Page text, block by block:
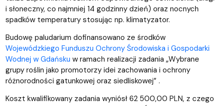
i słoneczny, co najmniej 14 godzinny dzień) oraz nocnych
spadków temperatury stosując np. klimatyzator.
Budowę paludarium dofinansowano ze środków
Wojewódzkiego Funduszu Ochrony Środowiska i Gospodarki
Wodnej w Gdańsku w ramach realizacji zadania „Wybrane
grupy roślin jako promotorzy idei zachowania i ochrony
różnorodności gatunkowej oraz siedliskowej” .
Koszt kwalifikowany zadania wyniósł 62 500,00 PLN, z czego